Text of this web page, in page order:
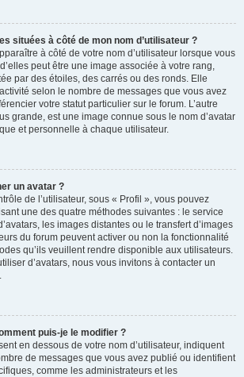
situées à côté de mon nom d’utilisateur ?
à côté de votre nom d’utilisateur lorsque vous
peut être une image associée à votre rang,
par des étoiles, des carrés ou des ronds. Elle
selon le nombre de messages que vous avez
votre statut particulier sur le forum. L’autre
grande, est une image connue sous le nom d’avatar
et personnelle à chaque utilisateur.
un avatar ?
de l’utilisateur, sous « Profil », vous pouvez
une des quatre méthodes suivantes : le service
les images distantes ou le transfert d’images
du forum peuvent activer ou non la fonctionnalité
qu’ils veuillent rendre disponible aux utilisateurs.
d’avatars, nous vous invitons à contacter un
puis-je le modifier ?
en dessous de votre nom d’utilisateur, indiquent
de messages que vous avez publié ou identifient
comme les administrateurs et les